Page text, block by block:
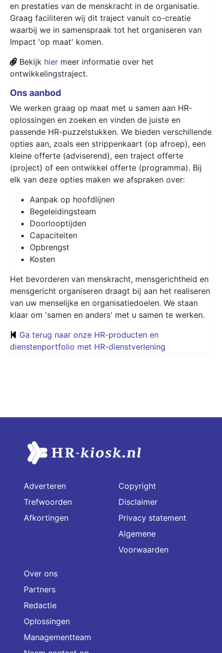
en prestaties van de menskracht in de organisatie.
Graag faciliteren wij dit traject vanuit co-creatie
waarbij we in samenspraak tot het organiseren van
Impact 'op maat' komen.
Bekijk hier meer informatie over het
ontwikkelingstraject.
Ons aanbod
We werken graag op maat met u samen aan HR-
oplossingen en zoeken en vinden de juiste en
passende HR-puzzelstukken. We bieden verschillende
opties aan, zoals een strippenkaart (op afroep), een
kleine offerte (adviserend), een traject offerte
(project) of een ontwikkel offerte (programma). Bij
elk van deze opties maken we afspraken over:
Aanpak op hoofdlijnen
Begeleidingsteam
Doorlooptijden
Capaciteiten
Opbrengst
Kosten
Het bevorderen van menskracht, mensgerichtheid en
mensgericht organiseren draagt bij aan het realiseren
van uw menselijke en organisatiedoelen. We staan
klaar om 'samen en anders' met u samen te werken.
Ga terug naar onze HR-producten en
dienstenportfolio met HR-dienstverlening
Adverteren
Trefwoorden
Afkortingen
Copyright
Disclaimer
Privacy statement
Algemene
Voorwaarden
Over ons
Partners
Redactie
Oplossingen
Managementteam